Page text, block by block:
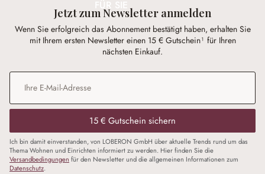
Jetzt zum Newsletter anmelden
Wenn Sie erfolgreich das Abonnement bestätigt haben, erhalten Sie
mit Ihrem ersten Newsletter einen 15 € Gutschein¹ für Ihren
nächsten Einkauf.
E-Mail-Adresse
15 € Gutschein sichern
Ich bin damit einverstanden, von LOBERON GmbH über aktuelle Trends rund um das
Thema Wohnen und Einrichten informiert zu werden. Hier finden Sie die
Versandbedingungen für den Newsletter und die allgemeinen Informationen zum
Datenschutz.